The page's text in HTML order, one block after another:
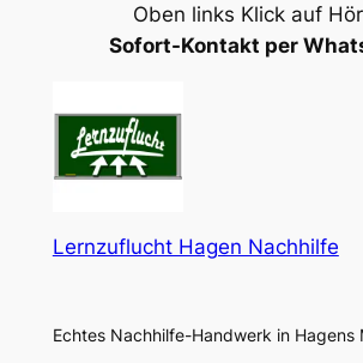
Oben links Klick auf
Sofort-Kontakt per
Lernzuflucht Hagen Nachhilfe
Echtes Nachhilfe-Handwerk in Hagens